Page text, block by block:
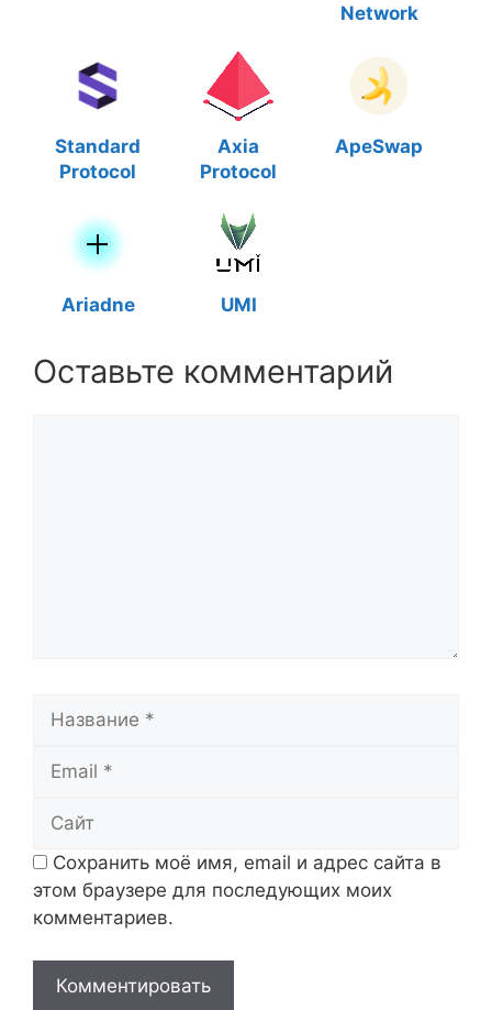
Network
Standard
Protocol
Axia
Protocol
ApeSwap
Ariadne UMI
Оставьте комментарий
Название
Email
Сайт
Сохранить моё имя, email и адрес сайта в
этом браузере для последующих моих
комментариев.